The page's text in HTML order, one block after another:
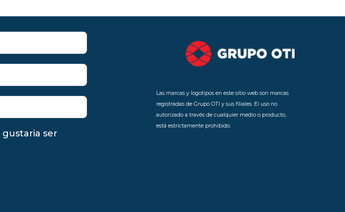
ser
Las marcas y logotipos en este sitio web son marcas
registradas de Grupo OTI y sus filiales. El uso no
autorizado a través de cualquier medio o producto,
está estrictamente prohibido.